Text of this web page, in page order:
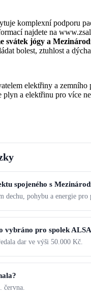
komplexní podporu
najdete na
svátek jógy a
bolest, ztuhlost a
elektřiny a
a elektřinu pro více
spojeného s
dechu, pohybu a energie pro
vybráno pro spolek
dar ve výši 50.000 Kč.
června.